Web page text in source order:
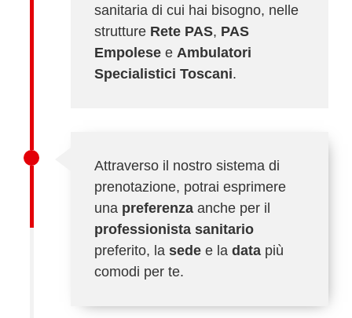
sanitaria di cui hai bisogno, nelle
strutture Rete PAS, PAS
Empolese e Ambulatori
Specialistici Toscani.
Attraverso il nostro sistema di
prenotazione, potrai esprimere
una preferenza anche per il
professionista sanitario
preferito, la sede e la data più
comodi per te.